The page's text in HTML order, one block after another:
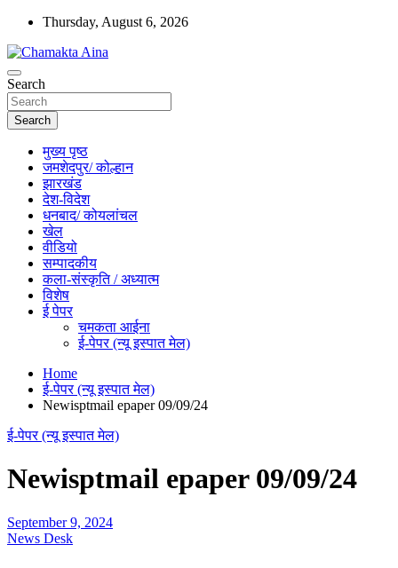
Skip
content
Thursday, August 6, 2026
Chamakta Aina
Hindi News Paper – Jharkhand
Search
Search
मुख्य पृष्ठ
जमशेदपुर/ कोल्हान
झारखंड
देश-विदेश
धनबाद/ कोयलांचल
खेल
वीडियो
सम्पादकीय
कला-संस्कृति / अध्यात्म
विशेष
ई पेपर
चमकता आईना
ई-पेपर (न्यू इस्पात मेल)
Home
ई-पेपर (न्यू इस्पात मेल)
Newisptmail epaper 09/09/24
ई-पेपर (न्यू इस्पात मेल)
Newisptmail epaper 09/09/24
September 9, 2024
News Desk